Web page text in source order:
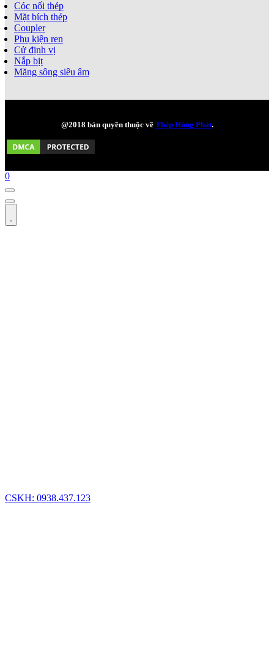
Cóc nối thép
Mặt bích thép
Coupler
Phụ kiện ren
Cử định vị
Nắp bịt
Măng sông siêu âm
@2018 bản quyền thuộc về Thép Hùng Phát.
0
CSKH: 0938.437.123